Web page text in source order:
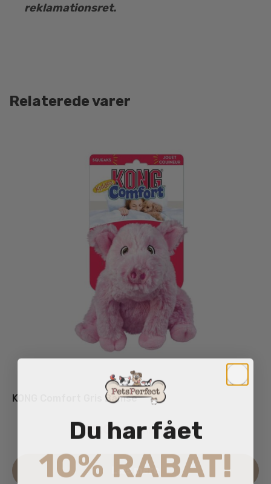
reklamationsret.
Relaterede varer
KONG Comfort Gris Bamse
85.00kr.inkl. moms
Læs mere
Du har fået
10% RABAT!